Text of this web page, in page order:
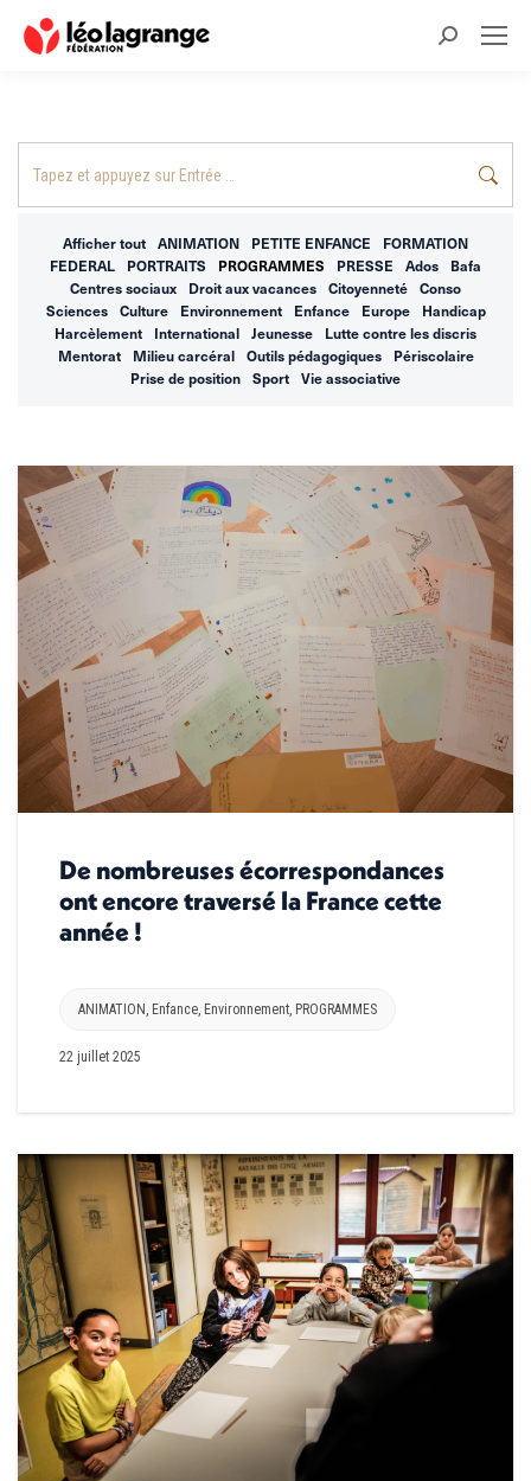
Recherche
Afficher tout ANIMATION PETITE ENFANCE
FORMATION
FEDERAL
PORTRAITS PROGRAMMES PRESSE Ados
Bafa
Centres sociaux
Droit aux vacances Citoyenneté
Conso
Sciences
Culture Environnement Enfance Europe
Handicap
Harcèlement
International Jeunesse
Lutte contre les discris
Mentorat
Milieu carcéral Outils pédagogiques
Périscolaire
Prise de position
Sport Vie associative
De nombreuses écorrespondances
ont encore traversé la France cette
année !
ANIMATION, Enfance, Environnement, PROGRAMMES
22 juillet 2025